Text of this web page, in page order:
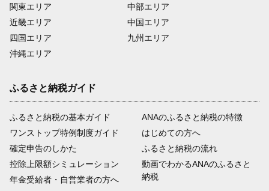
関東エリア
近畿エリア
四国エリア
沖縄エリア
中部エリア
中国エリア
九州エリア
ふるさと納税ガイド
ふるさと納税の基本ガイド
ワンストップ特例制度ガイド
確定申告のしかた
控除上限額シミュレーション
年金受給者・自営業者の方へ
ANAのふるさと納税の特徴
はじめての方へ
ふるさと納税の流れ
動画でわかるANAのふるさと
納税